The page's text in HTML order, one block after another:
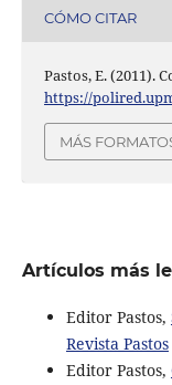
CÓMO CITAR
Pastos, E. (2011).
https://
MÁS
Artículos más
Editor Pastos,
Revista Pastos
Editor Pastos,